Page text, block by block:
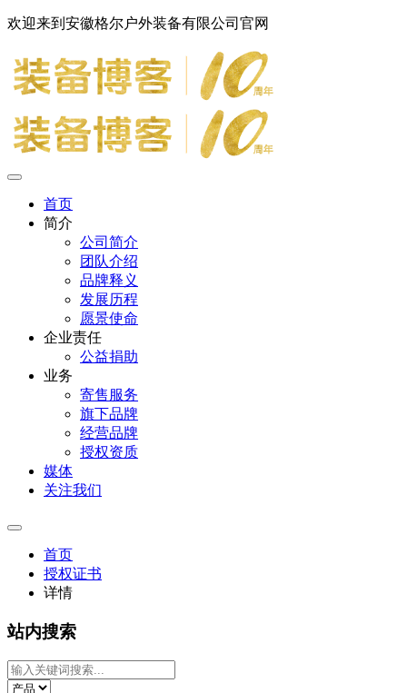
欢迎来到安徽格尔户外装备有限公司官网
首页
简介
公司简介
团队介绍
品牌释义
发展历程
愿景使命
企业责任
公益捐助
业务
寄售服务
旗下品牌
经营品牌
授权资质
媒体
关注我们
首页
授权证书
详情
站内搜索